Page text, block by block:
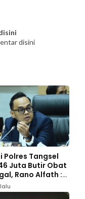
disini
Polres Tangsel
Juta Butir Obat
Rano Alfath :
Profesional
Tugas